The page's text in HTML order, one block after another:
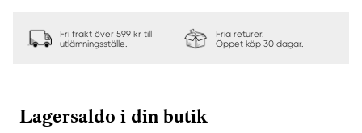
Fri frakt över 599 kr till
utlämningsställe.
Fria returer.
Öppet köp 30 dagar.
Lagersaldo i din butik